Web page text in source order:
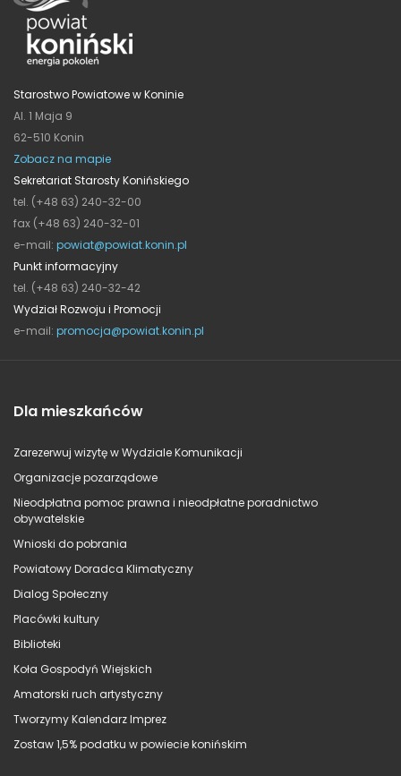
Starostwo Powiatowe w Koninie
Al. 1 Maja 9
62-510 Konin
Zobacz na mapie
Sekretariat Starosty Konińskiego
tel. (+48 63) 240-32-00
fax (+48 63) 240-32-01
e-mail: powiat@powiat.konin.pl
Punkt informacyjny
tel. (+48 63) 240-32-42
Wydział Rozwoju i Promocji
e-mail: promocja@powiat.konin.pl
Dla mieszkańców
Zarezerwuj wizytę w Wydziale Komunikacji
Organizacje pozarządowe
Nieodpłatna pomoc prawna i nieodpłatne poradnictwo
obywatelskie
Wnioski do pobrania
Powiatowy Doradca Klimatyczny
Dialog Społeczny
Placówki kultury
Biblioteki
Koła Gospodyń Wiejskich
Amatorski ruch artystyczny
Tworzymy Kalendarz Imprez
Zostaw 1,5% podatku w powiecie konińskim